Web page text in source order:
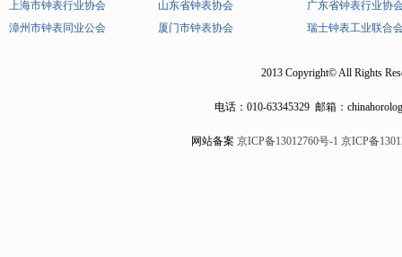
上海市钟表行业协会
山东省钟表协会
广东省钟表行业协
漳州市钟表同业公会
厦门市钟表协会 瑞士钟表工业联合
2013 Copyright© All Rights
电话： 010-63345329 邮箱：
网站备案 京ICP备13012760号-1 京ICP备